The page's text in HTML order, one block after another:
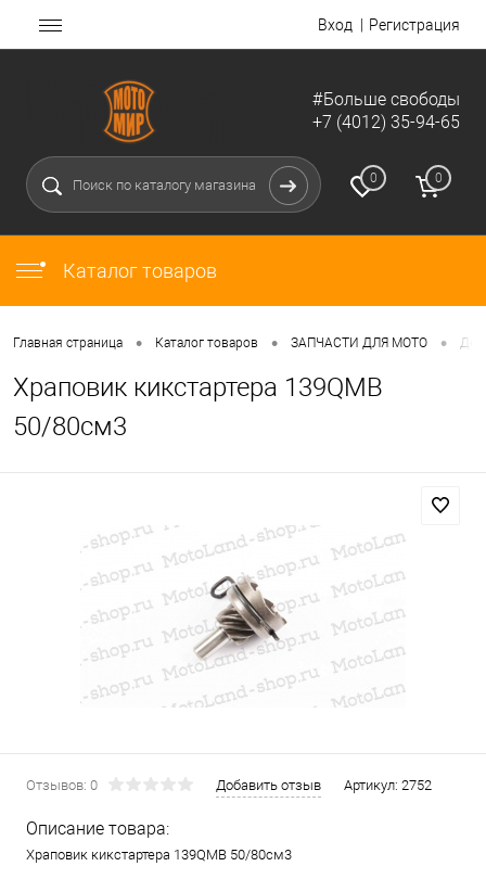
Вход Регистрация
#Больше свободы
+7 (4012) 35-94-65
0 0
Каталог товаров
Главная страница • Каталог товаров • ЗАПЧАСТИ ДЛЯ МОТО •
Храповик кикстартера 139QMB
50/80см3
Отзывов: 0 Добавить отзыв Артикул: 2752
Описание товара:
Храповик кикстартера 139QMB 50/80см3